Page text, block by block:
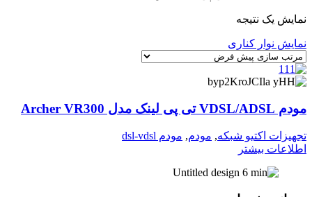
نمایش یک نتیجه
نمایش نوار کناری
مودم VDSL/ADSL تی پی لینک مدل Archer VR300
تجهیزات اکتیو شبکه, مودم, مودم dsl-vdsl
اطلاعات بیشتر